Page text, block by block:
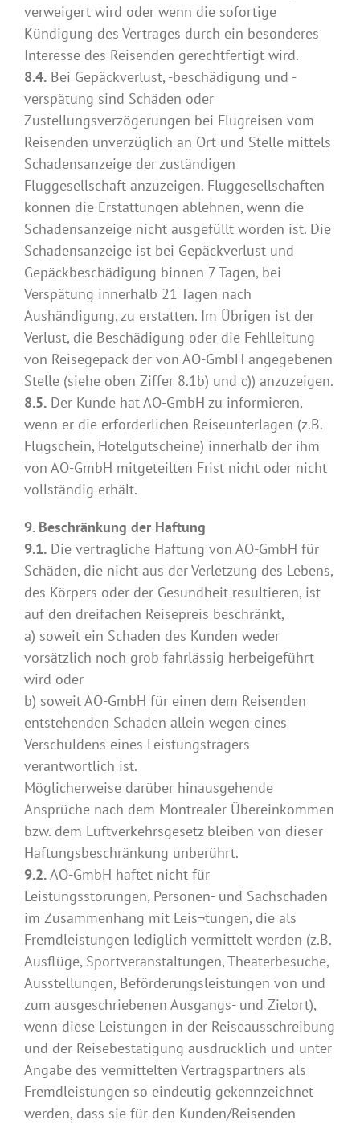
verweigert wird oder wenn die sofortige
Kündigung des Vertrages durch ein besonderes
Interesse des Reisenden gerechtfertigt wird.
8.4. Bei Gepäckverlust, -beschädigung und -
verspätung sind Schäden oder
Zustellungsverzögerungen bei Flugreisen vom
Reisenden unverzüglich an Ort und Stelle mittels
Schadensanzeige der zuständigen
Fluggesellschaft anzuzeigen. Fluggesellschaften
können die Erstattungen ablehnen, wenn die
Schadensanzeige nicht ausgefüllt worden ist. Die
Schadensanzeige ist bei Gepäckverlust und
Gepäckbeschädigung binnen 7 Tagen, bei
Verspätung innerhalb 21 Tagen nach
Aushändigung, zu erstatten. Im Übrigen ist der
Verlust, die Beschädigung oder die Fehlleitung
von Reisegepäck der von AO-GmbH angegebenen
Stelle (siehe oben Ziffer 8.1b) und c)) anzuzeigen.
8.5. Der Kunde hat AO-GmbH zu informieren,
wenn er die erforderlichen Reiseunterlagen (z.B.
Flugschein, Hotelgutscheine) innerhalb der ihm
von AO-GmbH mitgeteilten Frist nicht oder nicht
vollständig erhält.
9. Beschränkung der Haftung
9.1. Die vertragliche Haftung von AO-GmbH für
Schäden, die nicht aus der Verletzung des Lebens,
des Körpers oder der Gesundheit resultieren, ist
auf den dreifachen Reisepreis beschränkt,
a) soweit ein Schaden des Kunden weder
vorsätzlich noch grob fahrlässig herbeigeführt
wird oder
b) soweit AO-GmbH für einen dem Reisenden
entstehenden Schaden allein wegen eines
Verschuldens eines Leistungsträgers
verantwortlich ist.
Möglicherweise darüber hinausgehende
Ansprüche nach dem Montrealer Übereinkommen
bzw. dem Luftverkehrsgesetz bleiben von dieser
Haftungsbeschränkung unberührt.
9.2.AO-GmbH haftet nicht für
Leistungsstörungen, Personen- und Sachschäden
im Zusammenhang mit Leis¬tungen, die als
Fremdleistungen lediglich vermittelt werden (z.B.
Ausflüge, Sportveranstaltungen, Theaterbesuche,
Ausstellungen, Beförderungsleistungen von und
zum ausgeschriebenen Ausgangs- und Zielort),
wenn diese Leistungen in der Reiseausschreibung
und der Reisebestätigung ausdrücklich und unter
Angabe des vermittelten Vertragspartners als
Fremdleistungen so eindeutig gekennzeichnet
werden, dass sie für den Kunden/Reisenden